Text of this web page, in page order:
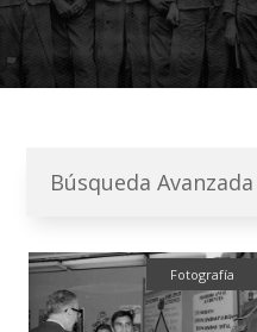
Búsqueda Avanzada
Fotografía